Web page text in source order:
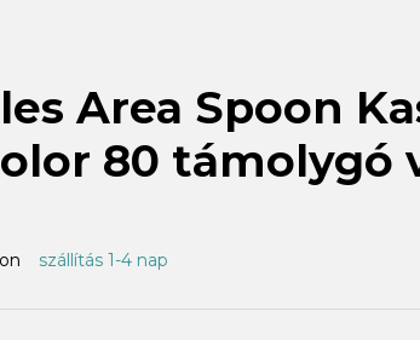
Area Spoon
80 támolygó
szállítás 1-4 nap